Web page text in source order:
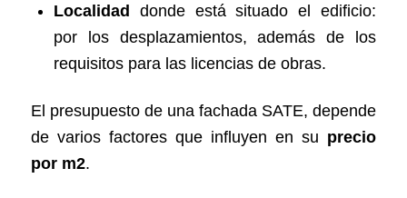
Localidad donde está situado el edificio:
por los desplazamientos, además de los
requisitos para las licencias de obras.
El presupuesto de una fachada SATE, depende
de varios factores que influyen en su precio
por m2.